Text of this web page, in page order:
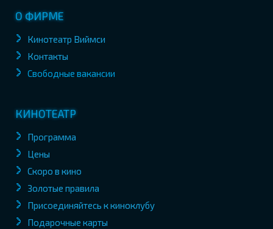
О ФИРМЕ
Кинотеатр Виймси
Контакты
Свободные вакансии
КИНОТЕАТР
Программа
Цены
Скоро в кино
Золотые правила
Присоединяйтесь к киноклубу
Подарочные карты